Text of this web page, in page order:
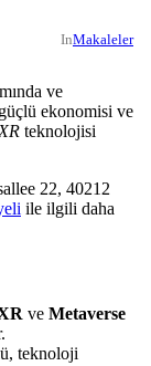
InMakaleler
ve
ekonomisi ve
XR teknolojisi
22, 40212
ile ilgili daha
ve Metaverse
teknoloji